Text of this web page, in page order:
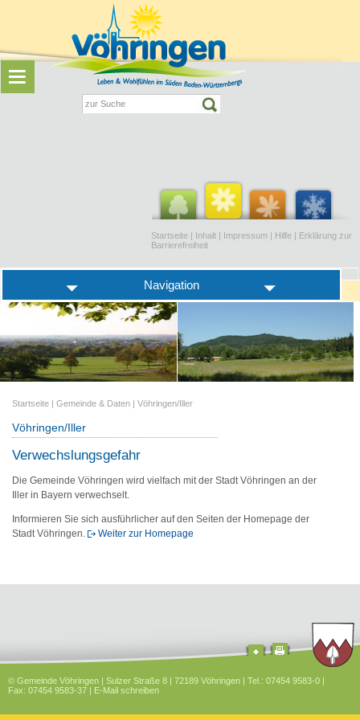
Startseite | Inhalt | Impressum | Hilfe | Erklärung zur
Barrierefreiheit
Navigation
Startseite | Gemeinde & Daten | Vöhringen/Iller
Vöhringen/Iller
Verwechslungsgefahr
Die Gemeinde Vöhringen wird vielfach mit der Stadt Vöhringen an der
Iller in Bayern verwechselt.
Informieren Sie sich ausführlicher auf den Seiten der Homepage der
Stadt Vöhringen.
Weiter zur Homepage
© Gemeinde Vöhringen | Sulzer Straße 8 | 72189 Vöhringen | Tel.: 07454 9583-0 |
Fax: 07454 9583-37 | E-Mail schreiben